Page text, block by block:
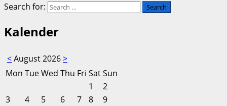
Search for:
Kalender
<August 2026>
Mon TueWed Thu Fri SatSun
1
2
3
4 5 6 7 8
9